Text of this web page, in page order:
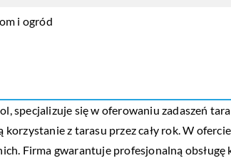
i ogród
specjalizuje się w oferowaniu zadaszeń
z tarasu przez cały rok. W
Firma gwarantuje profesjonalną